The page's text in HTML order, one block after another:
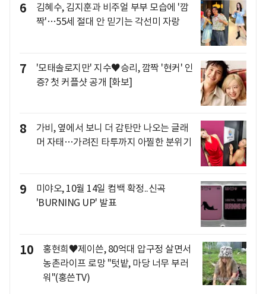
6
김혜수, 김지훈과 비주얼 부부 모습에 '깜
짝'…55세 절대 안 믿기는 각선미 자랑
7
'모태솔로지만' 지수♥승리, 깜짝 '현커' 인
증? 첫 커플샷 공개 [화보]
8
가비, 옆에서 보니 더 감탄만 나오는 글래
머 자태…가려진 타투까지 아찔한 분위기
9
미야오, 10월 14일 컴백 확정..신곡
'BURNING UP' 발표
10
홍현희♥제이쓴, 80억대 압구정 살면서
농촌라이프 로망 "텃밭, 마당 너무 부러
워"(홍쓴TV)